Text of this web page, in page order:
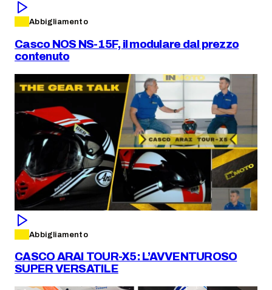
Abbigliamento
Casco NOS NS-15F, il modulare dal prezzo
contenuto
Abbigliamento
CASCO ARAI TOUR-X5: L’AVVENTUROSO
SUPER VERSATILE